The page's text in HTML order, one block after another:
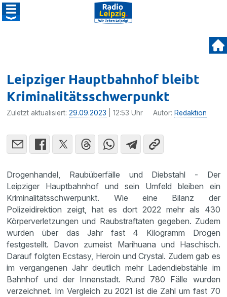
Leipziger Hauptbahnhof bleibt
Kriminalitätsschwerpunkt
Zuletzt aktualisiert:29.09.2023 | 12:53 Uhr Autor: Redaktion
Drogenhandel, Raubüberfälle und Diebstahl - Der
Leipziger Hauptbahnhof und sein Umfeld bleiben ein
Kriminalitätsschwerpunkt. Wie eine Bilanz der
Polizeidirektion zeigt, hat es dort 2022 mehr als 430
Körperverletzungen und Raubstraftaten gegeben. Zudem
wurden über das Jahr fast 4 Kilogramm Drogen
festgestellt. Davon zumeist Marihuana und Haschisch.
Darauf folgten Ecstasy, Heroin und Crystal. Zudem gab es
im vergangenen Jahr deutlich mehr Ladendiebstähle im
Bahnhof und der Innenstadt. Rund 780 Fälle wurden
verzeichnet. Im Vergleich zu 2021 ist die Zahl um fast 70